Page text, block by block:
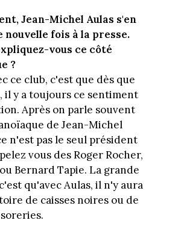
Jean-Michel Aulas s'en
nouvelle fois à la presse.
vous ce côté
?
ce club, c'est que dès que
il y a toujours ce sentiment
Après on parle souvent
de Jean-Michel
n'est pas le seul président
vous des Roger Rocher,
Bernard Tapie. La grande
qu'avec Aulas, il n'y aura
de caisses noires ou de